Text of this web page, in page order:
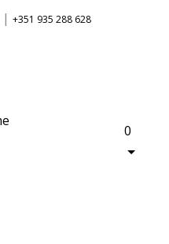
| +351 935 288 628
0